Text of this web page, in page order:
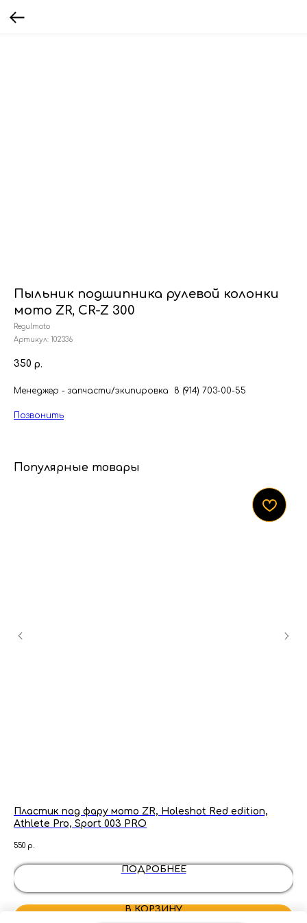
Пыльник подшипника рулевой колонки
мото ZR, CR-Z 300
Regulmoto
Артикул: 102336
350 р.
Менеджер - запчасти/экипировка 8 (914) 703-00-55
Позвонить
Популярные товары
Пластик под фару мото ZR, Holeshot Red edition,
Athlete Pro, Sport 003 PRO
550 р.
ПОДРОБНЕЕ
В КОРЗИНУ